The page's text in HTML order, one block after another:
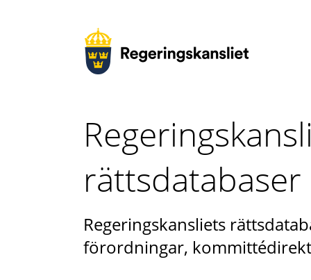
rättsdatabaser
Regeringskansliets
förordningar,